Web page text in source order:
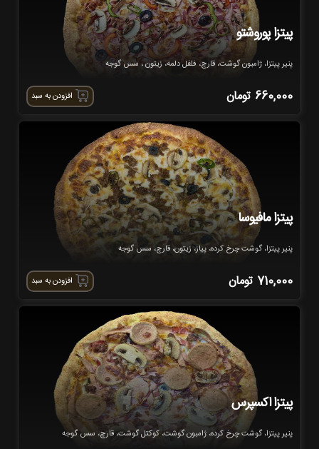
پیتزا پوروشتو
پنیر پیتزا، ژامبون گوشت، قارچ، فلفل دلمه، زیتون ، سس گوجه
660,000 تومان افزودن به سبد
پیتزا مافیوسا
پنیر پیتزا، گوشت چرخ کرده، پیاز، زیتون، قارچ، سس گوجه
710,000 تومان افزودن به سبد
پیتزا اکسپرس
پنیر پیتزا، گوشت چرخ کرده، ژامبون گوشت، کوکتل گوشت، قارچ، سس گوجه